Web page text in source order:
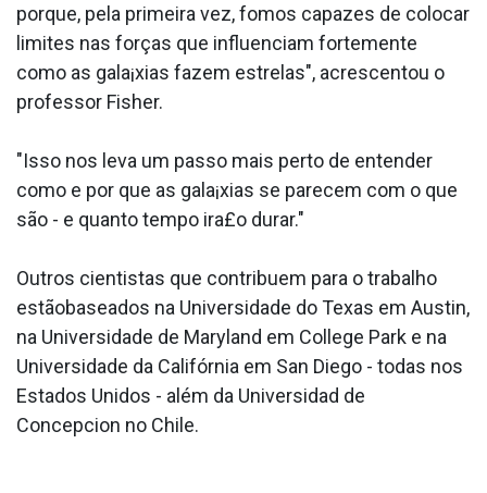
porque, pela primeira vez, fomos capazes de colocar
limites nas forças que influenciam fortemente
como as gala¡xias fazem estrelas", acrescentou o
professor Fisher.
"Isso nos leva um passo mais perto de entender
como e por que as gala¡xias se parecem com o que
são - e quanto tempo ira£o durar."
Outros cientistas que contribuem para o trabalho
estãobaseados na Universidade do Texas em Austin,
na Universidade de Maryland em College Park e na
Universidade da Califórnia em San Diego - todas nos
Estados Unidos - além da Universidad de
Concepcion no Chile.